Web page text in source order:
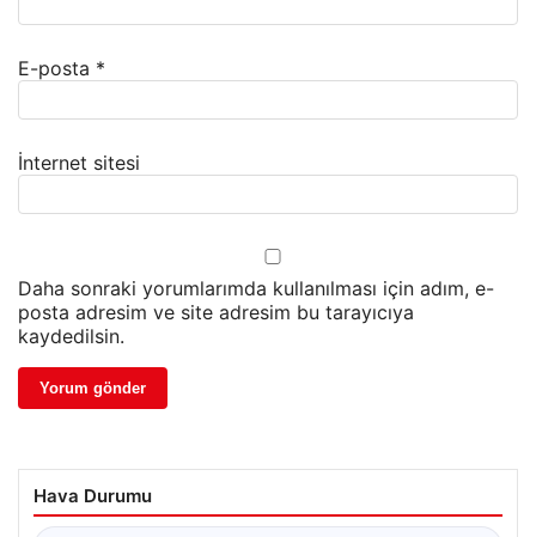
E-posta *
İnternet sitesi
Daha sonraki yorumlarımda kullanılması için adım, e-
posta adresim ve site adresim bu tarayıcıya
kaydedilsin.
Hava Durumu